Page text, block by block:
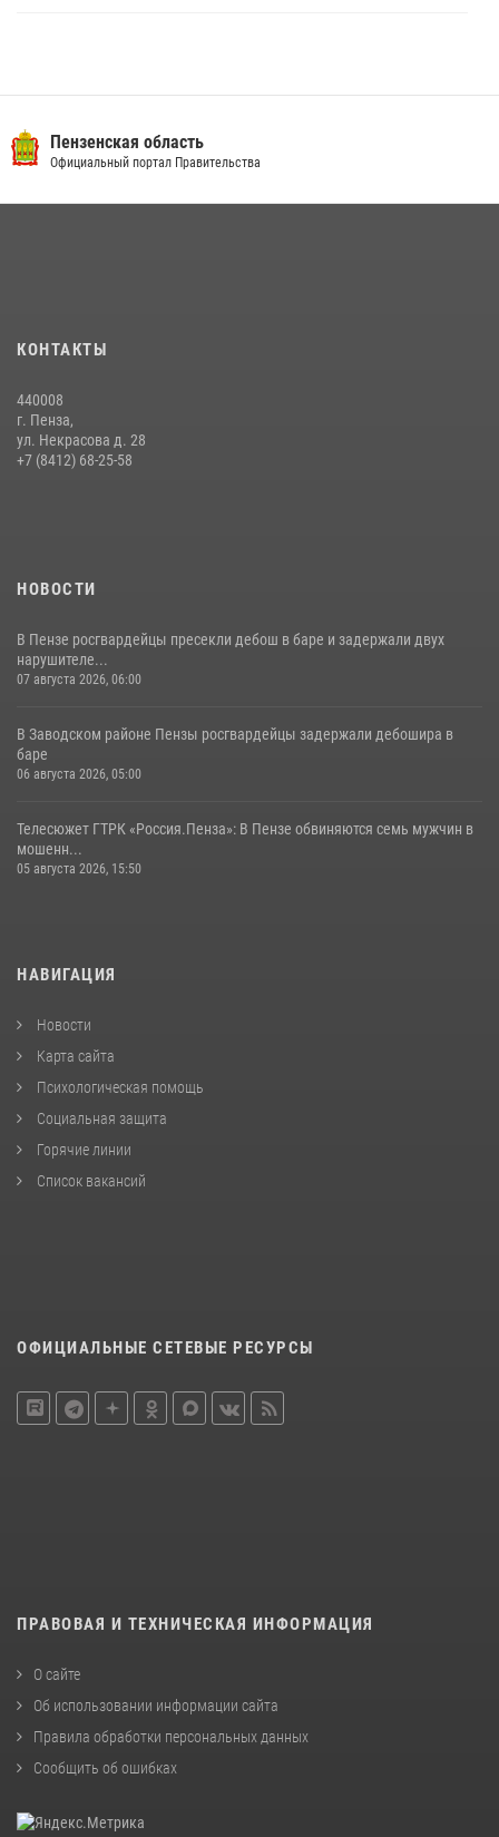
Пензенский спецназ Росгвардии готовит студентов к окружному
этапу «Зарницы 2.0» (видео)
сборов «Гвардеец» с вооружением и техникой Росгвардии
Начальник Управления Росгвардии по Пензенской области Павел
Пучков посетил 55-й Всероссийский Лермонтовский праздник
Пензенская область
Официальный портал Правительства
КОНТАКТЫ
440008
г. Пенза,
ул. Некрасова д. 28
+7 (8412) 68-25-58
НОВОСТИ
В Пензе росгвардейцы пресекли дебош в баре и задержали двух
нарушителе...
07 августа 2026, 06:00
В Заводском районе Пензы росгвардейцы задержали дебошира в
баре
06 августа 2026, 05:00
Телесюжет ГТРК «Россия.Пенза»: В Пензе обвиняются семь мужчин в
мошенн...
05 августа 2026, 15:50
НАВИГАЦИЯ
Новости
Карта сайта
Психологическая помощь
Социальная защита
Горячие линии
Список вакансий
ОФИЦИАЛЬНЫЕ СЕТЕВЫЕ РЕСУРСЫ
ПРАВОВАЯ И ТЕХНИЧЕСКАЯ ИНФОРМАЦИЯ
О сайте
Об использовании информации сайта
Правила обработки персональных данных
Сообщить об ошибках